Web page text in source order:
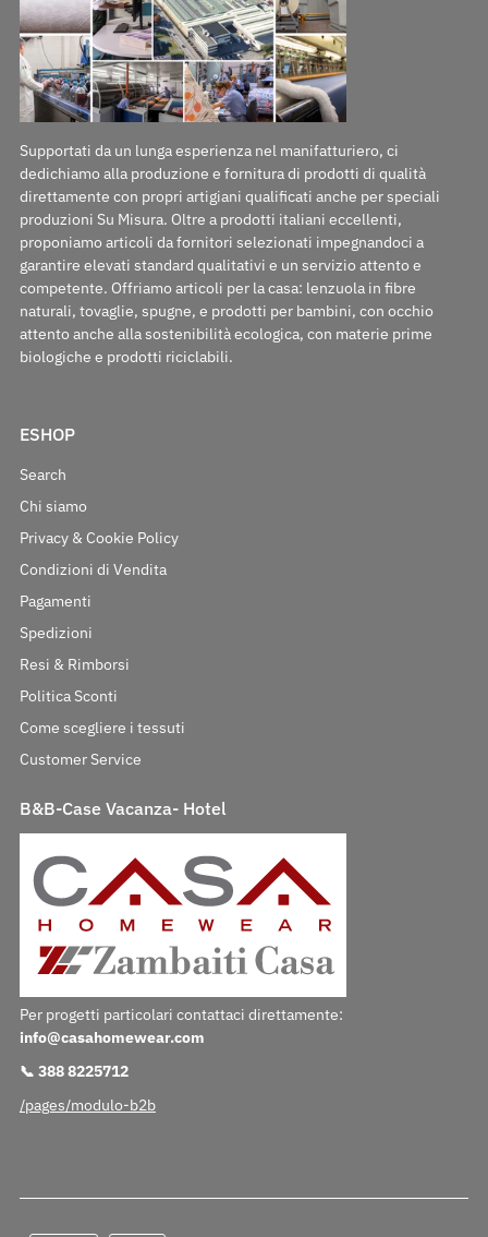
Supportati da un lunga esperienza nel manifatturiero, ci
dedichiamo alla produzione e fornitura di prodotti di qualità
direttamente con propri artigiani qualificati anche per speciali
produzioni Su Misura. Oltre a prodotti italiani eccellenti,
proponiamo articoli da fornitori selezionati impegnandoci a
garantire elevati standard qualitativi e un servizio attento e
competente. Offriamo articoli per la casa: lenzuola in fibre
naturali, tovaglie, spugne, e prodotti per bambini, con occhio
attento anche alla sostenibilità ecologica, con materie prime
biologiche e prodotti riciclabili.
ESHOP
Search
Chi siamo
Privacy & Cookie Policy
Condizioni di Vendita
Pagamenti
Spedizioni
Resi & Rimborsi
Politica Sconti
Come scegliere i tessuti
Customer Service
B&B-Case Vacanza- Hotel
Per progetti particolari contattaci direttamente:
info@casahomewear.com
📞 388 8225712
/pages/modulo-b2b